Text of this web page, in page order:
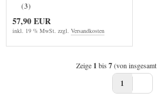
(3)
57,90 EUR
inkl. 19 % MwSt. zzgl. Versandkosten
Zeige 1 bis 7(von insgesamt
1